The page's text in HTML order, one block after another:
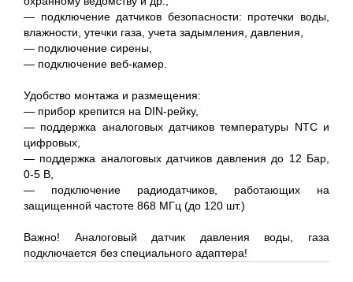
— подключение датчиков безопасности: протечки воды,
влажности, утечки газа, учета задымления, давления,
— подключение сирены,
— подключение веб-камер.
Удобство монтажа и размещения:
— прибор крепится на DIN-рейку,
— поддержка аналоговых датчиков температуры NTC и
цифровых,
— поддержка аналоговых датчиков давления до 12 Бар,
0-5 В,
— подключение радиодатчиков, работающих на
защищенной частоте 868 МГц (до 120 шт.)
Важно! Аналоговый датчик давления воды, газа
подключается без специального адаптера!